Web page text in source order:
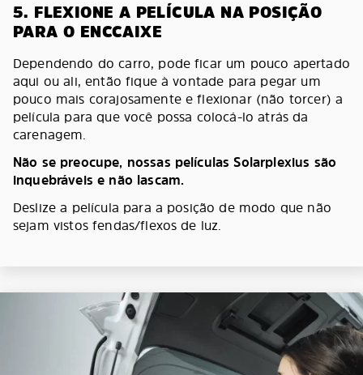
5. FLEXIONE A PELÍCULA NA POSIÇÃO
PARA O ENCCAIXE
Dependendo do carro, pode ficar um pouco apertado
aqui ou ali, então fique à vontade para pegar um
pouco mais corajosamente e flexionar (não torcer) a
película para que você possa colocá-lo atrás da
carenagem.
Não se preocupe, nossas películas Solarplexius são
inquebráveis e não lascam.
Deslize a película para a posição de modo que não
sejam vistos fendas/flexos de luz.